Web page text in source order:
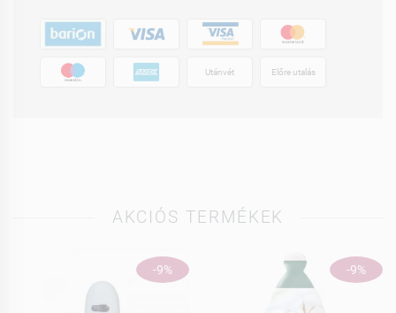
Utánvét Előre utalás
AKCIÓS TERMÉKEK
-9% -9%